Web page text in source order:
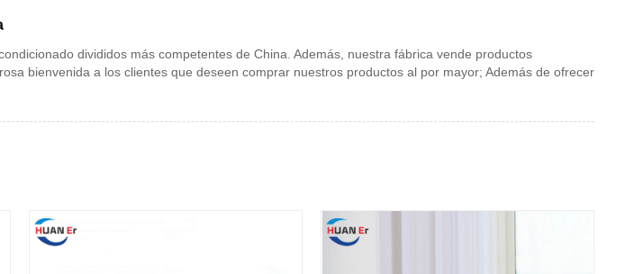
divididos más competentes de China. Además, nuestra fábrica vende productos
bienvenida a los clientes que deseen comprar nuestros productos al por mayor; Además de ofrecer